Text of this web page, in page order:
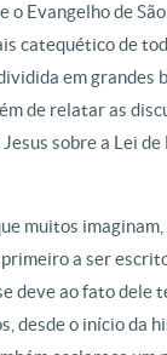
o Evangelho de
catequético de
em grandes
de relatar as
sobre a Lei de
muitos imaginam,
a ser
deve ao fato dele
desde o início da